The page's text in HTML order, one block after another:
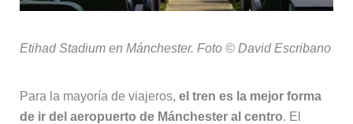
Etihad Stadium en Mánchester. Foto © David Escribano
Para la mayoría de viajeros, el tren es la mejor forma
de ir del aeropuerto de Mánchester al centro. El